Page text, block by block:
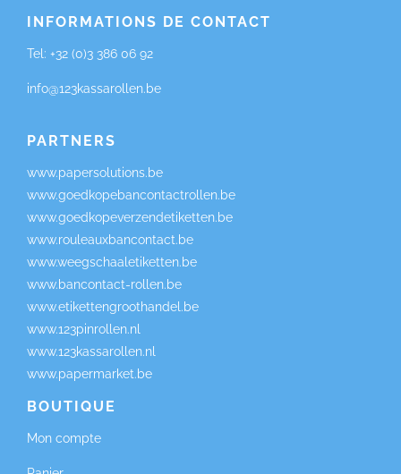
INFORMATIONS DE CONTACT
Tel: +32 (0)3 386 06 92
info@123kassarollen.be
PARTNERS
www.papersolutions.be
www.goedkopebancontactrollen.be
www.goedkopeverzendetiketten.be
www.rouleauxbancontact.be
www.weegschaaletiketten.be
www.bancontact-rollen.be
www.etikettengroothandel.be
www.123pinrollen.nl
www.123kassarollen.nl
www.papermarket.be
BOUTIQUE
Mon compte